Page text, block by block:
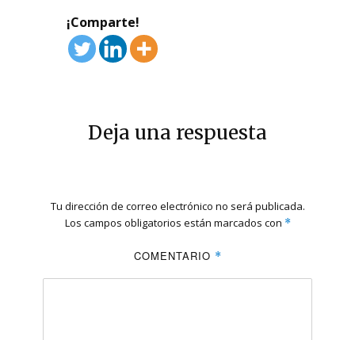
¡Comparte!
Deja una respuesta
Tu dirección de correo electrónico no será publicada.
Los campos obligatorios están marcados con *
COMENTARIO *